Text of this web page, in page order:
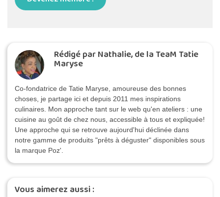
Rédigé par Nathalie, de la TeaM Tatie
Maryse
Co-fondatrice de Tatie Maryse, amoureuse des bonnes
choses, je partage ici et depuis 2011 mes inspirations
culinaires. Mon approche tant sur le web qu'en ateliers : une
cuisine au goût de chez nous, accessible à tous et expliquée!
Une approche qui se retrouve aujourd'hui déclinée dans
notre gamme de produits "prêts à déguster" disponibles sous
la marque Poz'.
Vous aimerez aussi :